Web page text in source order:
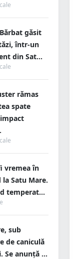
găsit
într-un
din Sat...
rămas
spate
vremea în
Satu Mare.
temperat...
sub
de caniculă
Se anunță ...